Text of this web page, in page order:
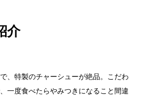
介
、特製のチャーシューが絶品。こだわ
一度食べたらやみつきになること間違